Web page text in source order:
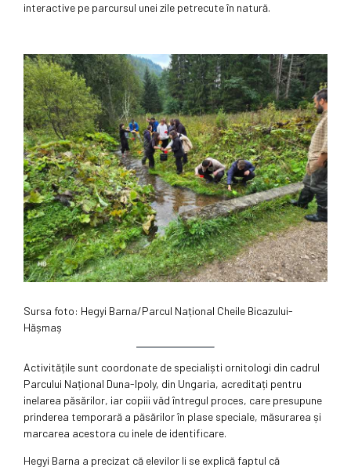
interactive pe parcursul unei zile petrecute în natură.
Sursa foto: Hegyi Barna/Parcul Național Cheile Bicazului-
Hășmaș
Activitățile sunt coordonate de specialiști ornitologi din cadrul
Parcului Național Duna-Ipoly, din Ungaria, acreditați pentru
inelarea păsărilor, iar copiii văd întregul proces, care presupune
prinderea temporară a păsărilor în plase speciale, măsurarea și
marcarea acestora cu inele de identificare.
Hegyi Barna a precizat că elevilor li se explică faptul că